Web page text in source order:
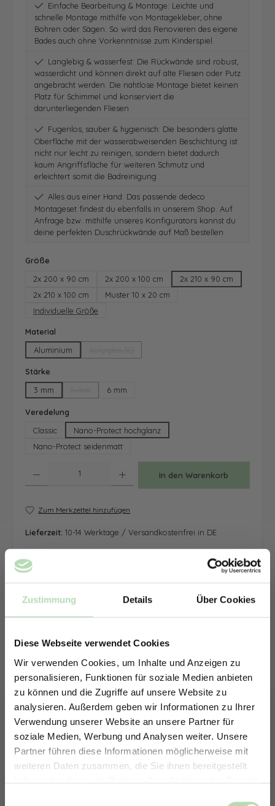
Zustimmung Details Über Cookies
Diese Webseite verwendet Cookies
Wir verwenden Cookies, um Inhalte und Anzeigen zu
personalisieren, Funktionen für soziale Medien anbieten
zu können und die Zugriffe auf unsere Website zu
analysieren. Außerdem geben wir Informationen zu Ihrer
Verwendung unserer Website an unsere Partner für
soziale Medien, Werbung und Analysen weiter. Unsere
Partner führen diese Informationen möglicherweise mit
weiteren Daten zusammen, die Sie ihnen bereitgestellt
haben oder die sie im Rahmen Ihrer Nutzung der Dienste
Einfache Bearbeitung & Montage: Leichte und
schnelle Montage mithilfe von Montagekleber, ohne
Bohren oder Sägen. So wird das Renovieren des eigene
Bades auch ohne Vorkenntnisse zum Kinderspiel.
Langlebig & wasserfest: Die Rückwände sind robust,
wasserdicht und können direkt auf alte Fliesen oder Putz
angebracht werden. Die nahtlose Montage bietet keinen
Platz für Schimmel und konserviert die
darunterliegenden Fliesen
Fugenlos, sauber & hygienisch: Die besonders glatte
Oberfläche mit der wasserabweisenden Beschichtung ist
nicht nur leicht zu reinigen, sondern bietet dadurch
kaum Angriffsfläche für weiteren Schmutz und
erleichtert somit die Badreinigung
Alles aus einer Hand: Das passende dedeco
Montageset findest du ebenfalls in unserem Shop. Auf
Anfrage bzw. mithilfe unseres Konfigurators kannst du
deine perfekten Duschrückwände auf Maß bestellen
Größe
2x 200 x 90 cm
2x 200 x 100 cm
2x 210 x 90 cm
2x 210 x 100 cm
Muster 10 x 20 cm
Individuelle Größe
Material
Aluminium
Stärke
3 mm
(Diese Option ist zurzeit nicht verfügbar.)
6 mm
Veredelung
Classic
Nano-Protect hochglanz
Nano-Protect seidenmatt
In den Warenkorb
Zum Merkzettel hinzufügen
Lieferzeit: 10-14 Werktage / Versandkostenfrei in DE
ERHALTE 5% RABATT AUF
DEINE RÜCKWÄNDE